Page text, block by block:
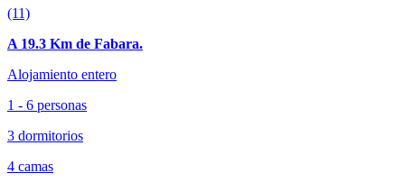
(11)
A 19.3 Km de Fabara.
Alojamiento entero
1 - 6 personas
3 dormitorios
4 camas